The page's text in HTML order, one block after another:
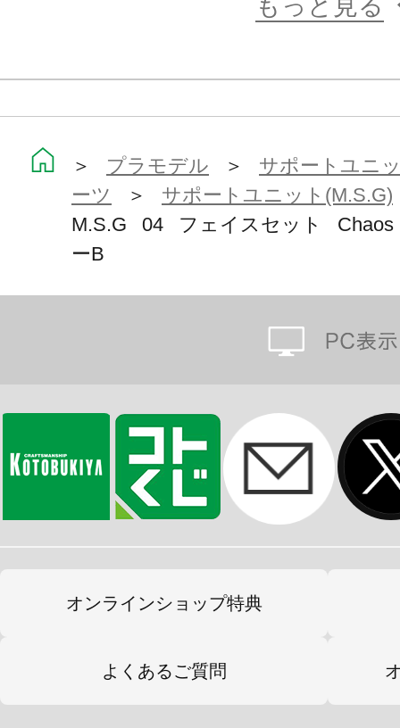
もっと見る
＞ プラモデル ＞ サポートユニ
ーツ
＞ サポートユニット(M.S.G)
M.S.G 04 フェイスセット
ーB
オンラインショップ特典
よくあるご質問